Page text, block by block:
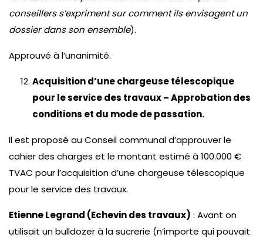
conseillers s’expriment sur comment ils envisagent un
dossier dans son ensemble).
Approuvé à l’unanimité.
Acquisition d’une chargeuse télescopique
pour le service des travaux – Approbation des
conditions et du mode de passation.
Il est proposé au Conseil communal d’approuver le
cahier des charges et le montant estimé à 100.000 €
TVAC pour l’acquisition d’une chargeuse télescopique
pour le service des travaux.
Etienne Legrand (Echevin des travaux) : Avant on
utilisait un bulldozer à la sucrerie (n’importe qui pouvait